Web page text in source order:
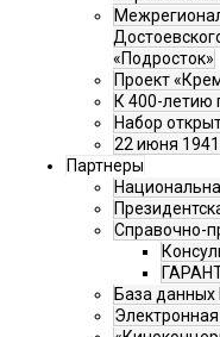
«Подросток»
Проект
К 400-летию
Набор
22 июня
Партнеры
Справочно-
База данных